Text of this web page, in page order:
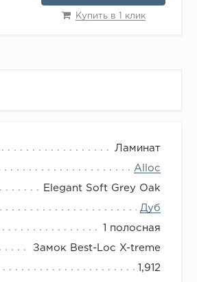
Купить в 1 клик
Ламинат
Alloc
Elegant Soft Grey Oak
Дуб
1 полосная
Замок Best-Loc X-treme
1,912